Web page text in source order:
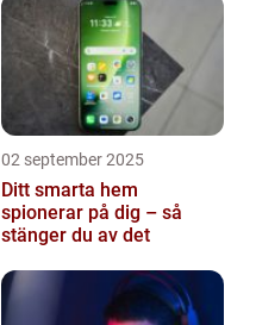
02 september 2025
Ditt smarta hem
spionerar på dig – så
stänger du av det